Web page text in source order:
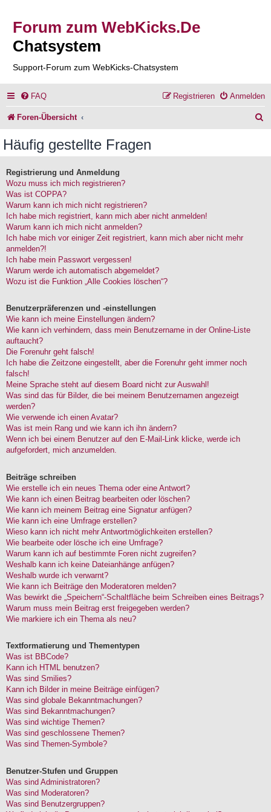
Forum zum WebKicks.De
Chatsystem
Support-Forum zum WebKicks-Chatsystem
FAQ Anmelden
Registrieren
Foren-Übersicht
Häufig gestellte Fragen
Registrierung und Anmeldung
Wozu muss ich mich registrieren?
Was ist COPPA?
Warum kann ich mich nicht registrieren?
Ich habe mich registriert, kann mich aber nicht anmelden!
Warum kann ich mich nicht anmelden?
Ich habe mich vor einiger Zeit registriert, kann mich aber nicht mehr
anmelden?!
Ich habe mein Passwort vergessen!
Warum werde ich automatisch abgemeldet?
Wozu ist die Funktion „Alle Cookies löschen“?
Benutzerpräferenzen und -einstellungen
Wie kann ich meine Einstellungen ändern?
Wie kann ich verhindern, dass mein Benutzername in der Online-Liste
auftaucht?
Die Forenuhr geht falsch!
Ich habe die Zeitzone eingestellt, aber die Forenuhr geht immer noch
falsch!
Meine Sprache steht auf diesem Board nicht zur Auswahl!
Was sind das für Bilder, die bei meinem Benutzernamen angezeigt
werden?
Wie verwende ich einen Avatar?
Was ist mein Rang und wie kann ich ihn ändern?
Wenn ich bei einem Benutzer auf den E-Mail-Link klicke, werde ich
aufgefordert, mich anzumelden.
Beiträge schreiben
Wie erstelle ich ein neues Thema oder eine Antwort?
Wie kann ich einen Beitrag bearbeiten oder löschen?
Wie kann ich meinem Beitrag eine Signatur anfügen?
Wie kann ich eine Umfrage erstellen?
Wieso kann ich nicht mehr Antwortmöglichkeiten erstellen?
Wie bearbeite oder lösche ich eine Umfrage?
Warum kann ich auf bestimmte Foren nicht zugreifen?
Weshalb kann ich keine Dateianhänge anfügen?
Weshalb wurde ich verwarnt?
Wie kann ich Beiträge den Moderatoren melden?
Was bewirkt die „Speichern“-Schaltfläche beim Schreiben eines Beitrags?
Warum muss mein Beitrag erst freigegeben werden?
Wie markiere ich ein Thema als neu?
Textformatierung und Thementypen
Was ist BBCode?
Kann ich HTML benutzen?
Was sind Smilies?
Kann ich Bilder in meine Beiträge einfügen?
Was sind globale Bekanntmachungen?
Was sind Bekanntmachungen?
Was sind wichtige Themen?
Was sind geschlossene Themen?
Was sind Themen-Symbole?
Benutzer-Stufen und Gruppen
Was sind Administratoren?
Was sind Moderatoren?
Was sind Benutzergruppen?